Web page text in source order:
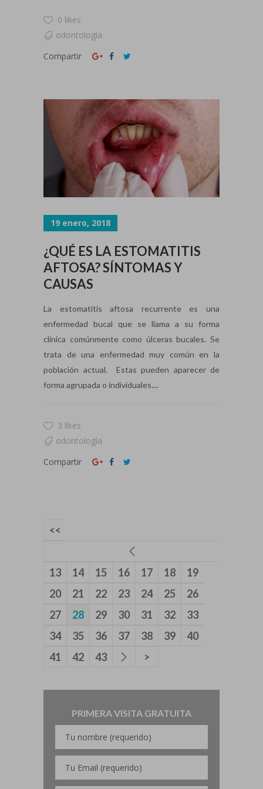
0 likes
odontología
Compartir
19 enero, 2018
¿QUÉ ES LA ESTOMATITIS
AFTOSA? SÍNTOMAS Y
CAUSAS
La estomatitis aftosa recurrente es una
enfermedad bucal que se llama a su forma
clínica comúnmente como úlceras bucales. Se
trata de una enfermedad muy común en la
población actual. Estas pueden aparecer de
forma agrupada o individuales....
3 likes
odontología
Compartir
<<
13 14 15 16 17 18
19
20
21 22 23 24 25
26
27
28 29 30 31 32
33
34
35 36 37 38 39
40
41
42 43 >
PRIMERA VISITA GRATUITA